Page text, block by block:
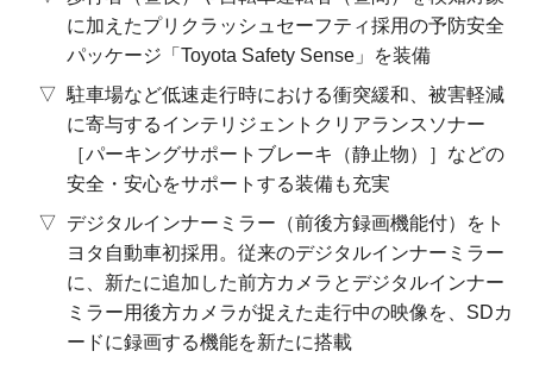
に加えたプリクラッシュセーフティ採用の予防安全
パッケージ「Toyota Safety Sense」を装備
駐車場など低速走行時における衝突緩和、被害軽減
に寄与するインテリジェントクリアランスソナー
［パーキングサポートブレーキ（静止物）］などの
安全・安心をサポートする装備も充実
デジタルインナーミラー（前後方録画機能付）をト
ヨタ自動車初採用。従来のデジタルインナーミラー
に、新たに追加した前方カメラとデジタルインナー
ミラー用後方カメラが捉えた走行中の映像を、SDカ
ードに録画する機能を新たに搭載